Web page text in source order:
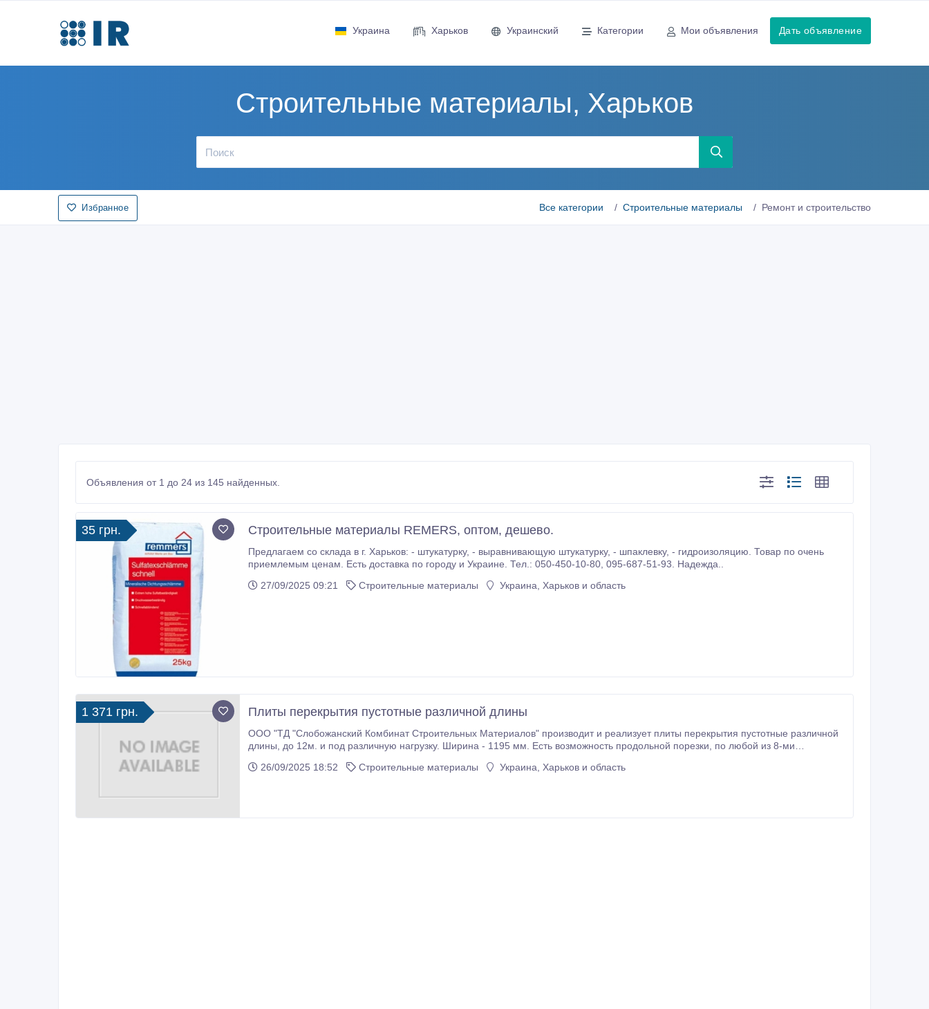
Украина Харьков Украинский Категории Мои объявления Дать объявление
Строительные материалы, Харьков
Избранное Все категории Строительные материалы Ремонт и строительство
Объявления от 1 до 24 из 145 найденных.
35 грн. Строительные материалы REMERS, оптом, дешево.
Предлагаем со склада в г. Харьков: - штукатурку, - выравнивающую штукатурку, - шпаклевку, - гидроизоляцию. Товар по очень
приемлемым ценам. Есть доставка по городу и Украине. Тел.: 050-450-10-80, 095-687-51-93. Надежда..
27/09/2025 09:21
Строительные материалы Украина, Харьков и область
1 371 грн. Плиты перекрытия пустотные различной длины
ООО "ТД "Слобожанский Комбинат Строительных Материалов" производит и реализует плиты перекрытия пустотные различной
длины, до 12м. и под различную нагрузку. Ширина - 1195 мм. Есть возможность продольной порезки, по любой из 8-ми
26/09/2025 18:52
Строительные материалы Украина, Харьков и область